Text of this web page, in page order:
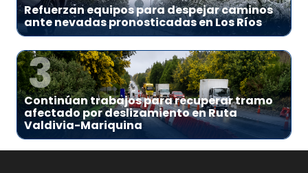
Refuerzan equipos para despejar caminos
ante nevadas pronosticadas en Los Ríos
3
Continúan trabajos para recuperar tramo
afectado por deslizamiento en Ruta
Valdivia-Mariquina